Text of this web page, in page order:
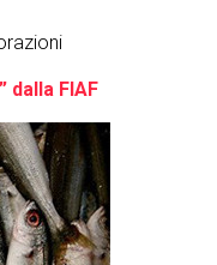
dalla FIAF